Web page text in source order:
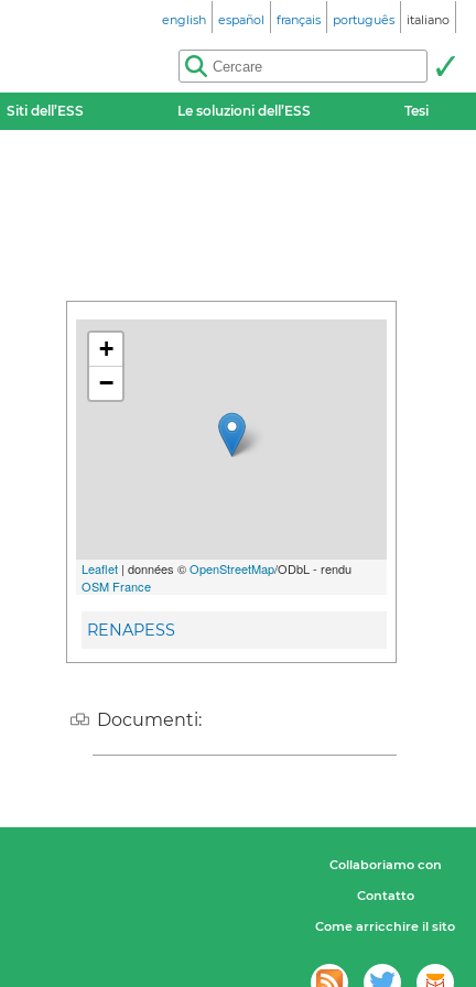
english español français português italiano
Siti dell’ESS Le soluzioni dell’ESS Tesi
+
−
Leaflet | données ©OpenStreetMap/ODbL - rendu
OSM France
RENAPESS
Documenti:
Collaboriamo con
Contatto
Come arricchire il sito